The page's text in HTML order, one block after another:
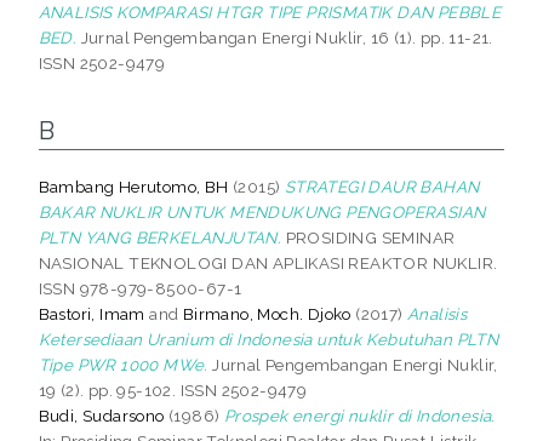
ANALISIS KOMPARASI HTGR TIPE PRISMATIK DAN PEBBLE
BED. Jurnal Pengembangan Energi Nuklir, 16 (1). pp. 11-21.
ISSN 2502-9479
B
Bambang Herutomo, BH (2015) STRATEGI DAUR BAHAN
BAKAR NUKLIR UNTUK MENDUKUNG PENGOPERASIAN
PLTN YANG BERKELANJUTAN. PROSIDING SEMINAR
NASIONAL TEKNOLOGI DAN APLIKASI REAKTOR NUKLIR.
ISSN 978-979-8500-67-1
Bastori, Imam and Birmano, Moch. Djoko (2017) Analisis
Ketersediaan Uranium di Indonesia untuk Kebutuhan PLTN
Tipe PWR 1000 MWe. Jurnal Pengembangan Energi Nuklir,
19 (2). pp. 95-102. ISSN 2502-9479
Budi, Sudarsono (1986) Prospek energi nuklir di Indonesia.